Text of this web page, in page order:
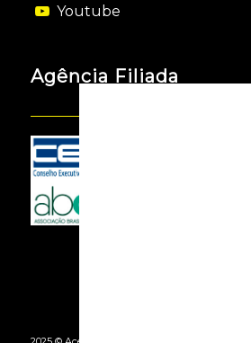
Youtube
Agência Filiada